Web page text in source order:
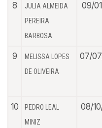
8
JULIA ALMEIDA
PEREIRA
BARBOSA
09/
9
MELISSA LOPES
DE OLIVEIRA
07/
10
PEDRO LEAL
MINIZ
08/